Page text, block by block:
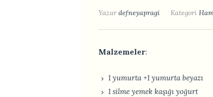
Yazardefneyapragi Kategori
Malzemeler:
1 yumurta +1 yumurta beyazı
1 silme yemek kaşığı yoğurt